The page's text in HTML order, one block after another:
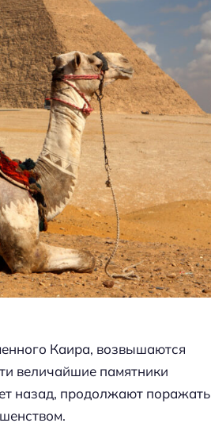
Каира, возвышаются
величайшие памятники
назад, продолжают поражать